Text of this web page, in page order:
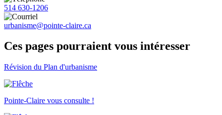
514 630-1206
urbanisme@pointe-claire.ca
Ces pages pourraient vous intéresser
Révision du Plan d'urbanisme
Pointe-Claire vous consulte !